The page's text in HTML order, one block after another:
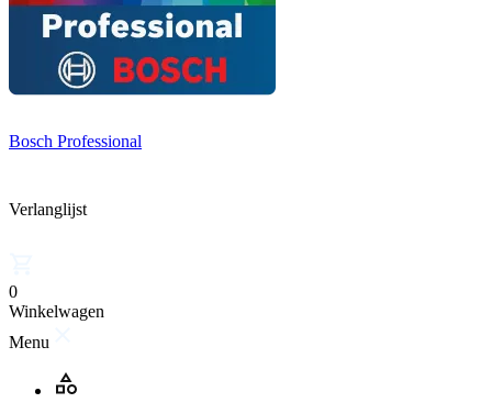
Bosch Professional
Verlanglijst
0
Winkelwagen
Menu